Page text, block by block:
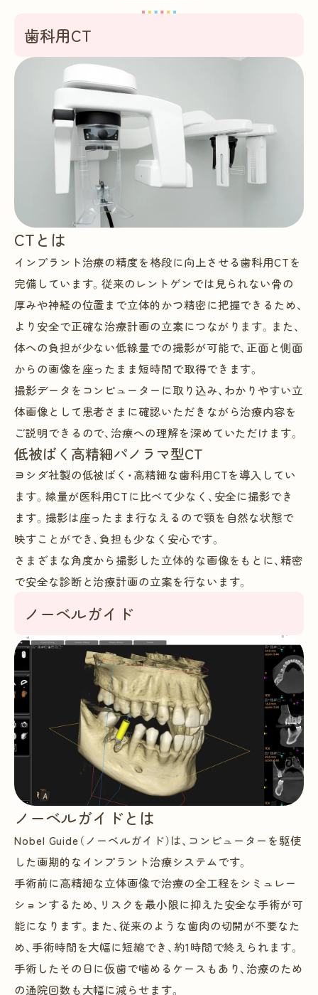
歯科用CT
CTとは
インプラント治療の精度を格段に向上させる歯科用CTを
完備しています。従来のレントゲンでは見られない骨の
厚みや神経の位置まで立体的かつ精密に把握できるため、
より安全で正確な治療計画の立案につながります。また、
体への負担が少ない低線量での撮影が可能で、正面と側面
からの画像を座ったまま短時間で取得できます。
撮影データをコンピューターに取り込み、わかりやすい立
体画像として患者さまに確認いただきながら治療内容を
ご説明できるので、治療への理解を深めていただけます。
低被ばく高精細パノラマ型CT
ヨシダ社製の低被ばく・高精細な歯科用CTを導入してい
ます。線量が医科用CTに比べて少なく、安全に撮影でき
ます。撮影は座ったまま行なえるので顎を自然な状態で
映すことができ、負担も少なく安心です。
さまざまな角度から撮影した立体的な画像をもとに、精密
で安全な診断と治療計画の立案を行ないます。
ノーベルガイド
ノーベルガイドとは
Nobel Guide（ノーベルガイド）は、コンピューターを駆使
した画期的なインプラント治療システムです。
手術前に高精細な立体画像で治療の全工程をシミュレー
ションするため、リスクを最小限に抑えた安全な手術が可
能になります。また、従来のような歯肉の切開が不要なた
め、手術時間を大幅に短縮でき、約1時間で終えられます。
手術したその日に仮歯で噛めるケースもあり、治療のため
の通院回数も大幅に減らせます。